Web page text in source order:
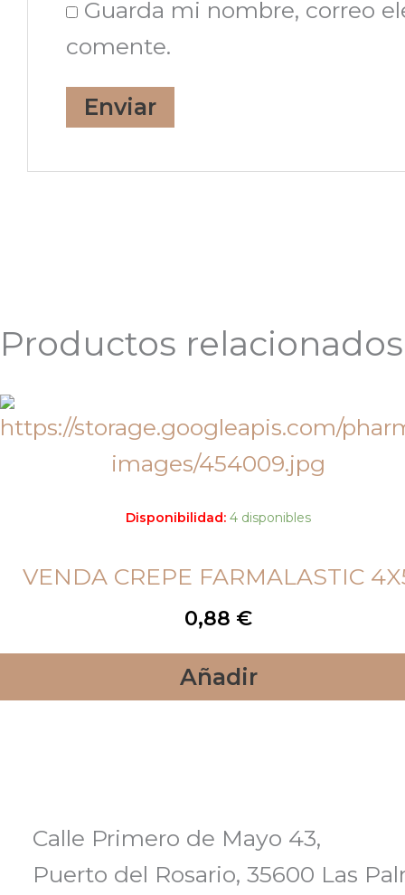
Guarda mi nombre, correo
comente.
Productos relacionados
Disponibilidad: 4 disponibles
VENDA CREPE FARMALASTIC
0,88 €
Añadir
Calle Primero de Mayo 43,
Puerto del Rosario, 35600 Las